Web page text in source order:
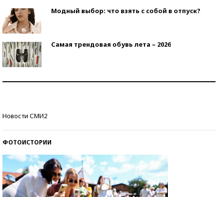
Модный выбор: что взять с собой в отпуск?
Самая трендовая обувь лета – 2026
Новости СМИ2
ФОТОИСТОРИИ